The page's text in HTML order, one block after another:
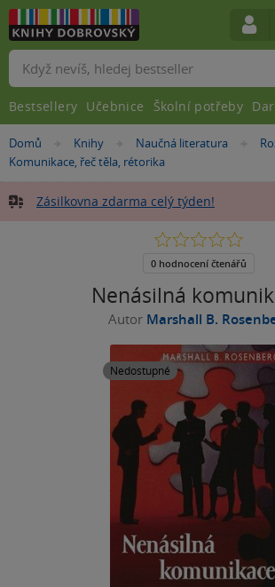
Nacházíte
se
Domů »Knihy »Naučná literatura »
Komunikace, řeč těla, rétorika
Zásilkovna zdarma celý týden!
Nenásilná
Autor Marshall B.
Nedostupné
0.0
5
0 hodnocení čtenářů
Vyhledávání
Bestsellery Učebnice Školní potřeby